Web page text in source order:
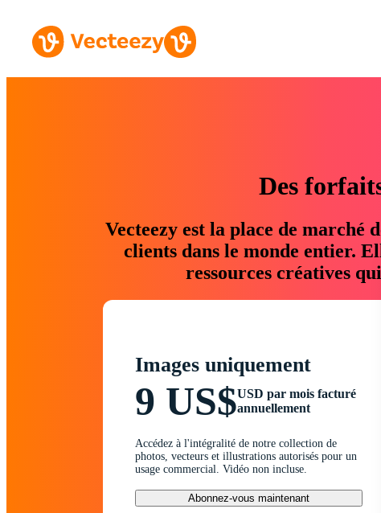
Des
Vecteezy est la place de marché
clients dans le monde entier.
ressources créatives
Images uniquement
9 US$USD par mois facturé
annuellement
Accédez à l'intégralité de notre collection de
photos, vecteurs et illustrations autorisés pour un
usage commercial. Vidéo non incluse.
Abonnez-vous maintenant